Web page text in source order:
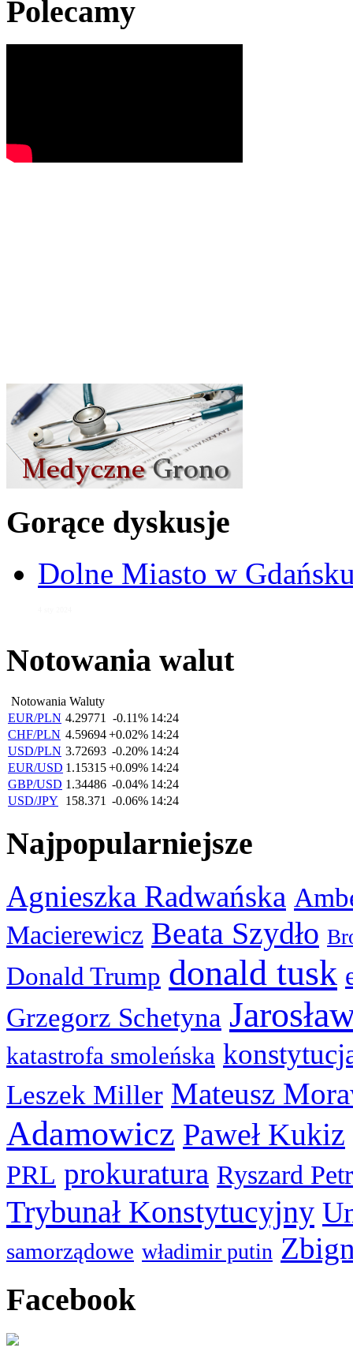
Polecamy
Gorące dyskusje
Dolne Miasto w
Notowania walut
Notowania Waluty
EUR/PLN 4.29771 -0.11% 14:24
CHF/PLN 4.59694+0.02% 14:24
USD/PLN 3.72693 -0.20% 14:24
EUR/USD 1.15315+0.09% 14:24
GBP/USD 1.34486 -0.04% 14:24
USD/JPY
158.371 -0.06% 14:24
Najpopularniejsze
Agnieszka Radwańska
Macierewicz Beata Szydło
Donald Trump donald tusk
Grzegorz Schetyna
katastrofa smoleńska
Leszek Miller Mateusz
Adamowicz Paweł Kukiz
PRL prokuratura Ryszard
Trybunał Konstytucyjny
samorządowe władimir putin
Facebook